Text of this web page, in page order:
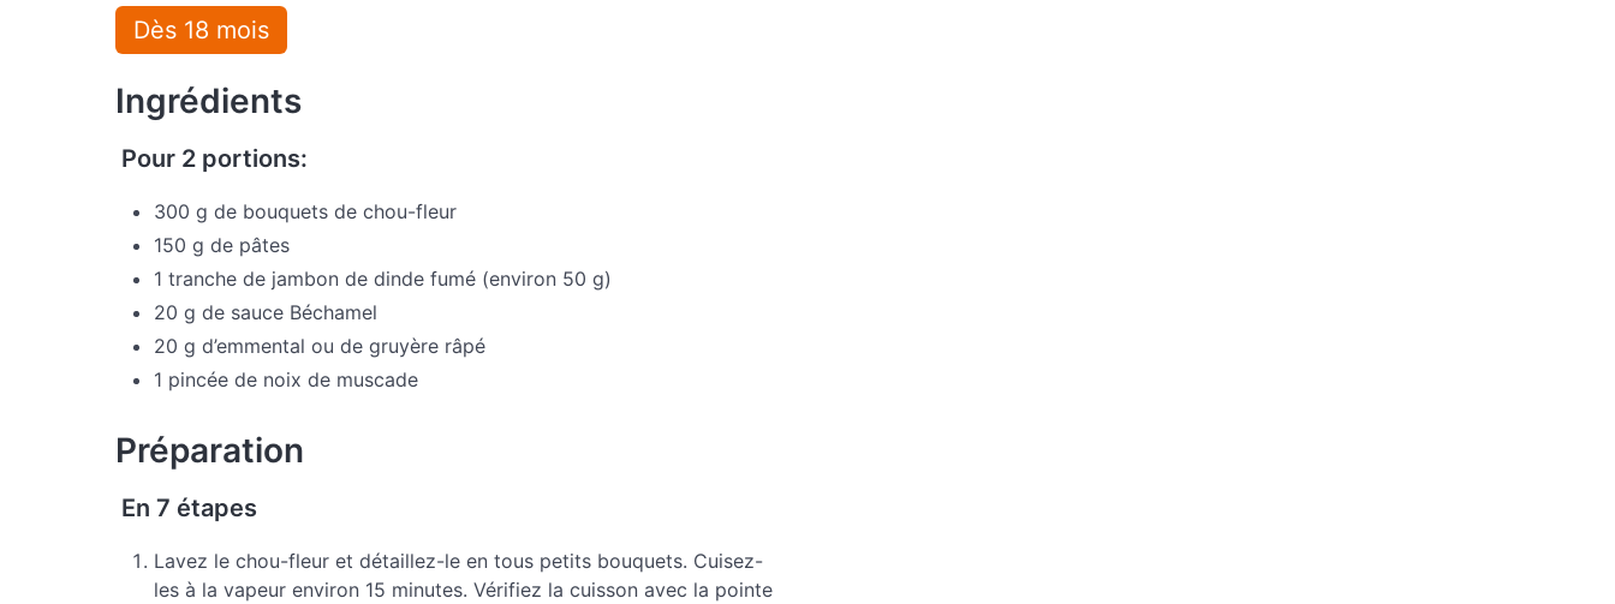
Dès 18 mois
Ingrédients
Pour 2 portions:
300 g de bouquets de chou-fleur
150 g de pâtes
1 tranche de jambon de dinde fumé (environ 50 g)
20 g de sauce Béchamel
20 g d’emmental ou de gruyère râpé
1 pincée de noix de muscade
Préparation
En 7 étapes
Lavez le chou-fleur et détaillez-le en tous petits bouquets. Cuisez-
les à la vapeur environ 15 minutes. Vérifiez la cuisson avec la pointe